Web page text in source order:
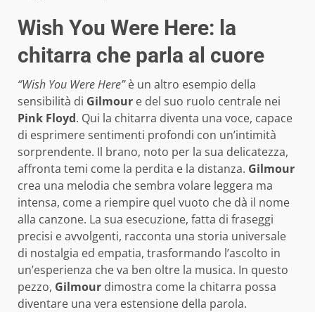
Wish You Were Here: la
chitarra che parla al cuore
“Wish You Were Here”è un altro esempio della
sensibilità di Gilmour e del suo ruolo centrale nei
Pink Floyd. Qui la chitarra diventa una voce, capace
di esprimere sentimenti profondi con un’intimità
sorprendente. Il brano, noto per la sua delicatezza,
affronta temi come la perdita e la distanza. Gilmour
crea una melodia che sembra volare leggera ma
intensa, come a riempire quel vuoto che dà il nome
alla canzone. La sua esecuzione, fatta di fraseggi
precisi e avvolgenti, racconta una storia universale
di nostalgia ed empatia, trasformando l’ascolto in
un’esperienza che va ben oltre la musica. In questo
pezzo, Gilmour dimostra come la chitarra possa
diventare una vera estensione della parola.